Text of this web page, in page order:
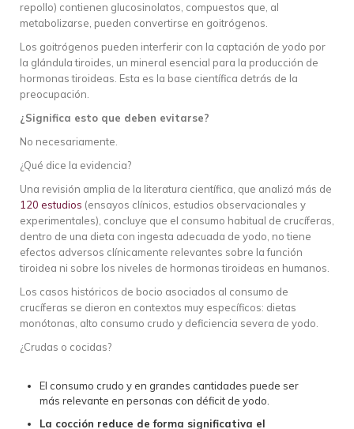
repollo) contienen glucosinolatos, compuestos que, al
metabolizarse, pueden convertirse en goitrógenos.
Los goitrógenos pueden interferir con la captación de yodo por
la glándula tiroides, un mineral esencial para la producción de
hormonas tiroideas. Esta es la base científica detrás de la
preocupación.
¿Significa esto que deben evitarse?
No necesariamente.
¿Qué dice la evidencia?
Una revisión amplia de la literatura científica, que analizó más de
120 estudios (ensayos clínicos, estudios observacionales y
experimentales), concluye que el consumo habitual de crucíferas,
dentro de una dieta con ingesta adecuada de yodo, no tiene
efectos adversos clínicamente relevantes sobre la función
tiroidea ni sobre los niveles de hormonas tiroideas en humanos.
Los casos históricos de bocio asociados al consumo de
crucíferas se dieron en contextos muy específicos: dietas
monótonas, alto consumo crudo y deficiencia severa de yodo.
¿Crudas o cocidas?
El consumo crudo y en grandes cantidades puede ser
más relevante en personas con déficit de yodo.
La cocción reduce de forma significativa el